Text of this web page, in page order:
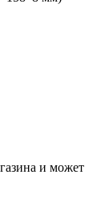
и может